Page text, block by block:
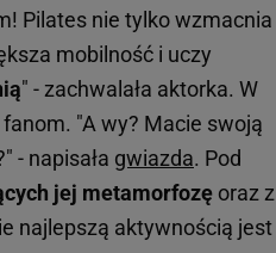
Pilates nie tylko wzmacnia
mobilność i uczy
" - zachwalała aktorka. W
"A wy? Macie swoją
- napisała gwiazda. Pod
jej metamorfozę oraz z
najlepszą aktywnością jest